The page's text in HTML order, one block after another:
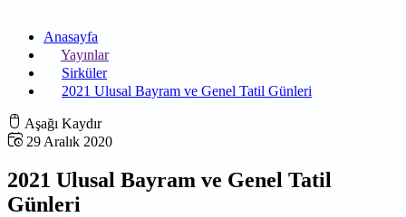
Anasayfa
Yayınlar
Sirküler
2021 Ulusal Bayram ve Genel Tatil Günleri
Aşağı Kaydır
29 Aralık 2020
2021 Ulusal Bayram ve Genel Tatil
Günleri